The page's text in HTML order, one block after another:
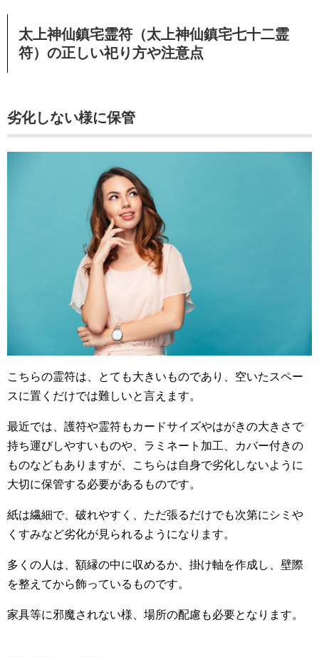
太上神仙鎮宅霊符（太上神仙鎮宅七十二霊
符）の正しい祀り方や注意点
劣化しない様に保管
こちらの霊符は、とても大きいものであり、空いたスペー
スに置くだけでは難しいと言えます。
最近では、護符や霊符もカードサイズやはがきの大きさで
持ち運びしやすいものや、ラミネート加工、カバー付きの
ものなどもありますが、こちらは自身で劣化しないように
大切に保管する必要があるものです。
紙は繊細で、破れやすく、ただ張るだけでも次第にシミや
くすみなど劣化が見られるようになります。
多くの人は、額縁の中に収めるか、掛け軸を作成し、壁際
を整えてから飾っているものです。
家具等に邪魔されない様、場所の配慮も必要となります。